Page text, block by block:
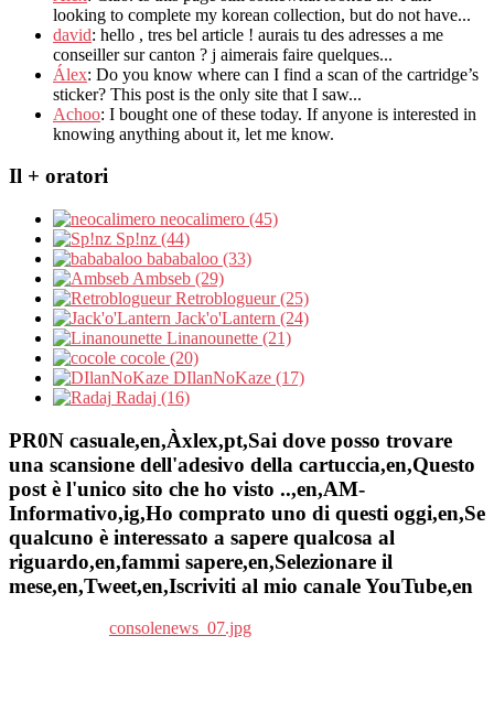
looking to complete my korean collection, but do not have...
david: hello , tres bel article ! aurais tu des adresses a me
conseiller sur canton ? j aimerais faire quelques...
Álex: Do you know where can I find a scan of the cartridge’s
sticker? This post is the only site that I saw...
Achoo: I bought one of these today. If anyone is interested in
knowing anything about it, let me know.
Il + oratori
neocalimero (45)
Sp!nz (44)
bababaloo (33)
Ambseb (29)
Retroblogueur (25)
Jack'o'Lantern (24)
Linanounette (21)
cocole (20)
DIlanNoKaze (17)
Radaj (16)
PR0N casuale,en,Àxlex,pt,Sai dove posso trovare
una scansione dell'adesivo della cartuccia,en,Questo
post è l'unico sito che ho visto ..,en,AM-
Informativo,ig,Ho comprato uno di questi oggi,en,Se
qualcuno è interessato a sapere qualcosa al
riguardo,en,fammi sapere,en,Selezionare il
mese,en,Tweet,en,Iscriviti al mio canale YouTube,en